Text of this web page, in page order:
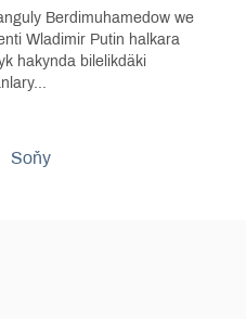
Berdimuhamedow we
Wladimir Putin halkara
hakynda bilelikdäki
Soňy